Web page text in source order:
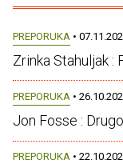
PREPORUKA •
Zrinka Stahuljak :
PREPORUKA •
Jon Fosse :
PREPORUKA •